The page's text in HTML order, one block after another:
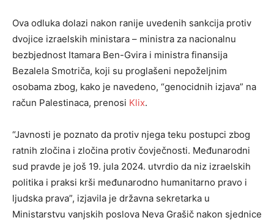
Ova odluka dolazi nakon ranije uvedenih sankcija protiv
dvojice izraelskih ministara – ministra za nacionalnu
bezbjednost Itamara Ben-Gvira i ministra finansija
Bezalela Smotriča, koji su proglašeni nepoželjnim
osobama zbog, kako je navedeno, “genocidnih izjava” na
račun Palestinaca, prenosi Klix.
“Javnosti je poznato da protiv njega teku postupci zbog
ratnih zločina i zločina protiv čovječnosti. Međunarodni
sud pravde je još 19. jula 2024. utvrdio da niz izraelskih
politika i praksi krši međunarodno humanitarno pravo i
ljudska prava”, izjavila je državna sekretarka u
Ministarstvu vanjskih poslova Neva Grašič nakon sjednice